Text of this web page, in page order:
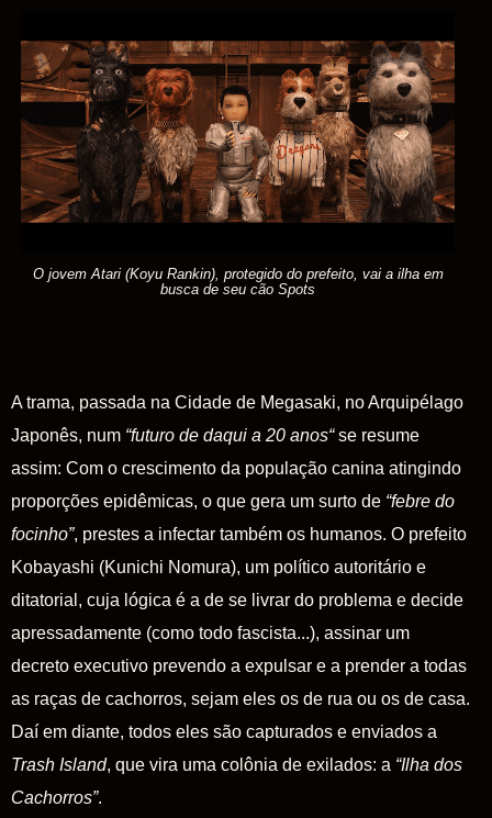
O jovem Atari (Koyu Rankin), protegido do prefeito, vai a ilha em
busca de seu cão Spots
A trama, passada na Cidade de Megasaki, no Arquipélago
Japonês, num “futuro de daqui a 20 anos“se resume
assim: Com o crescimento da população canina atingindo
proporções epidêmicas, o que gera um surto de “febre do
focinho”, prestes a infectar também os humanos. O prefeito
Kobayashi (Kunichi Nomura), um político autoritário e
ditatorial, cuja lógica é a de se livrar do problema e decide
apressadamente (como todo fascista...), assinar um
decreto executivo prevendo a expulsar e a prender a todas
as raças de cachorros, sejam eles os de rua ou os de casa.
Daí em diante, todos eles são capturados e enviados a
Trash Island, que vira uma colônia de exilados: a “Ilha dos
Cachorros”.